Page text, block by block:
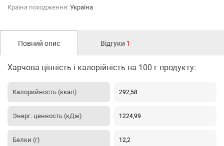
Країна походження: Україна
Повний опис Відгуки 1
Харчова цінність і калорійність на 100 г продукту:
Калорийность (ккал) 292,58
Энерг. ценность (кДж) 1224,99
Белки (г) 12,2